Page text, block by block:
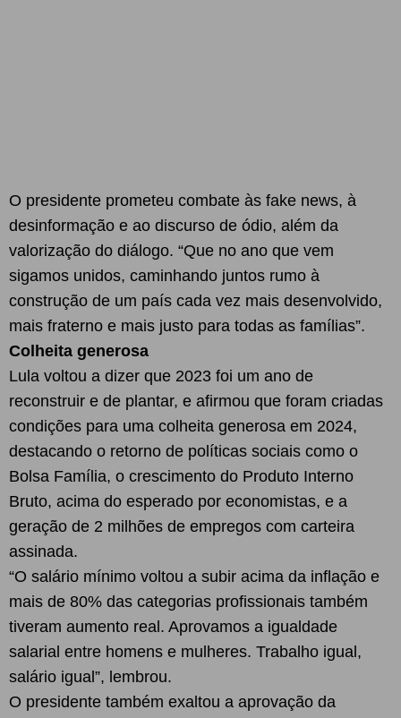
O presidente prometeu combate às fake news, à
desinformação e ao discurso de ódio, além da
valorização do diálogo. “Que no ano que vem
sigamos unidos, caminhando juntos rumo à
construção de um país cada vez mais desenvolvido,
mais fraterno e mais justo para todas as famílias”.
Colheita generosa
Lula voltou a dizer que 2023 foi um ano de
reconstruir e de plantar, e afirmou que foram criadas
condições para uma colheita generosa em 2024,
destacando o retorno de políticas sociais como o
Bolsa Família, o crescimento do Produto Interno
Bruto, acima do esperado por economistas, e a
geração de 2 milhões de empregos com carteira
assinada.
“O salário mínimo voltou a subir acima da inflação e
mais de 80% das categorias profissionais também
tiveram aumento real. Aprovamos a igualdade
salarial entre homens e mulheres. Trabalho igual,
salário igual”, lembrou.
O presidente também exaltou a aprovação da